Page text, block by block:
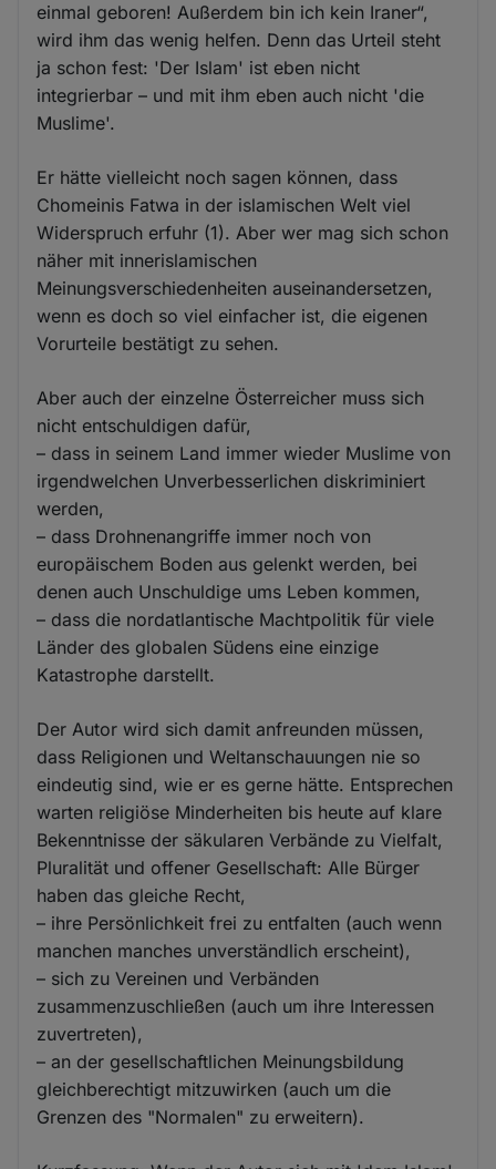
einmal geboren! Außerdem bin ich kein Iraner“,
wird ihm das wenig helfen. Denn das Urteil steht
ja schon fest: 'Der Islam' ist eben nicht
integrierbar – und mit ihm eben auch nicht 'die
Muslime'.
Er hätte vielleicht noch sagen können, dass
Chomeinis Fatwa in der islamischen Welt viel
Widerspruch erfuhr (1). Aber wer mag sich schon
näher mit innerislamischen
Meinungsverschiedenheiten auseinandersetzen,
wenn es doch so viel einfacher ist, die eigenen
Vorurteile bestätigt zu sehen.
Aber auch der einzelne Österreicher muss sich
nicht entschuldigen dafür,
– dass in seinem Land immer wieder Muslime von
irgendwelchen Unverbesserlichen diskriminiert
werden,
– dass Drohnenangriffe immer noch von
europäischem Boden aus gelenkt werden, bei
denen auch Unschuldige ums Leben kommen,
– dass die nordatlantische Machtpolitik für viele
Länder des globalen Südens eine einzige
Katastrophe darstellt.
Der Autor wird sich damit anfreunden müssen,
dass Religionen und Weltanschauungen nie so
eindeutig sind, wie er es gerne hätte. Entsprechen
warten religiöse Minderheiten bis heute auf klare
Bekenntnisse der säkularen Verbände zu Vielfalt,
Pluralität und offener Gesellschaft: Alle Bürger
haben das gleiche Recht,
– ihre Persönlichkeit frei zu entfalten (auch wenn
manchen manches unverständlich erscheint),
– sich zu Vereinen und Verbänden
zusammenzuschließen (auch um ihre Interessen
zuvertreten),
– an der gesellschaftlichen Meinungsbildung
gleichberechtigt mitzuwirken (auch um die
Grenzen des "Normalen" zu erweitern).